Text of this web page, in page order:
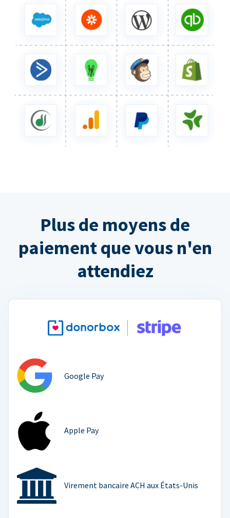
Plus de moyens de
paiement que vous n'en
attendiez
Google Pay
Apple Pay
Virement bancaire ACH aux États-Unis